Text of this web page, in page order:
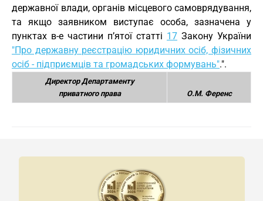
державної влади, органів місцевого самоврядування,
та якщо заявником виступає особа, зазначена у
пунктах в-е частини п’ятої статті 17 Закону України
"Про державну реєстрацію юридичних осіб, фізичних
осіб - підприємців та громадських формувань".".
Директор Департаменту
приватного права
О.М. Ференс